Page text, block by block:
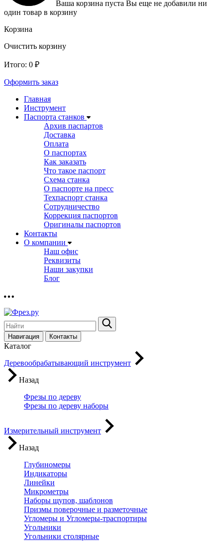
Ваша корзина пуста Вы еще не добавили ни
один товар в корзину
Корзина
Очистить корзину
Итого: 0 ₽
Оформить заказ
Главная
Инструмент
Паспорта станков
Архив паспартов
Доставка
Оплата
О паспортах
Как заказать
Что такое паспорт
Схема станка
О паспорте на пресс
Техпаспорт станка
Сотрудничество
Коррекция паспортов
Оригиналы паспортов
Контакты
О компании
Наш офис
Реквизиты
Наши закупки
Блог
Навигация Контакты
Каталог
Деревообрабатывающий инструмент
Назад
Фрезы по дереву
Фрезы по дереву наборы
Измерительный инструмент
Назад
Глубиномеры
Индикаторы
Линейки
Микрометры
Наборы щупов, шаблонов
Призмы поверочные и разметочные
Угломеры и Угломеры-траспортиры
Угольники
Угольники столярные